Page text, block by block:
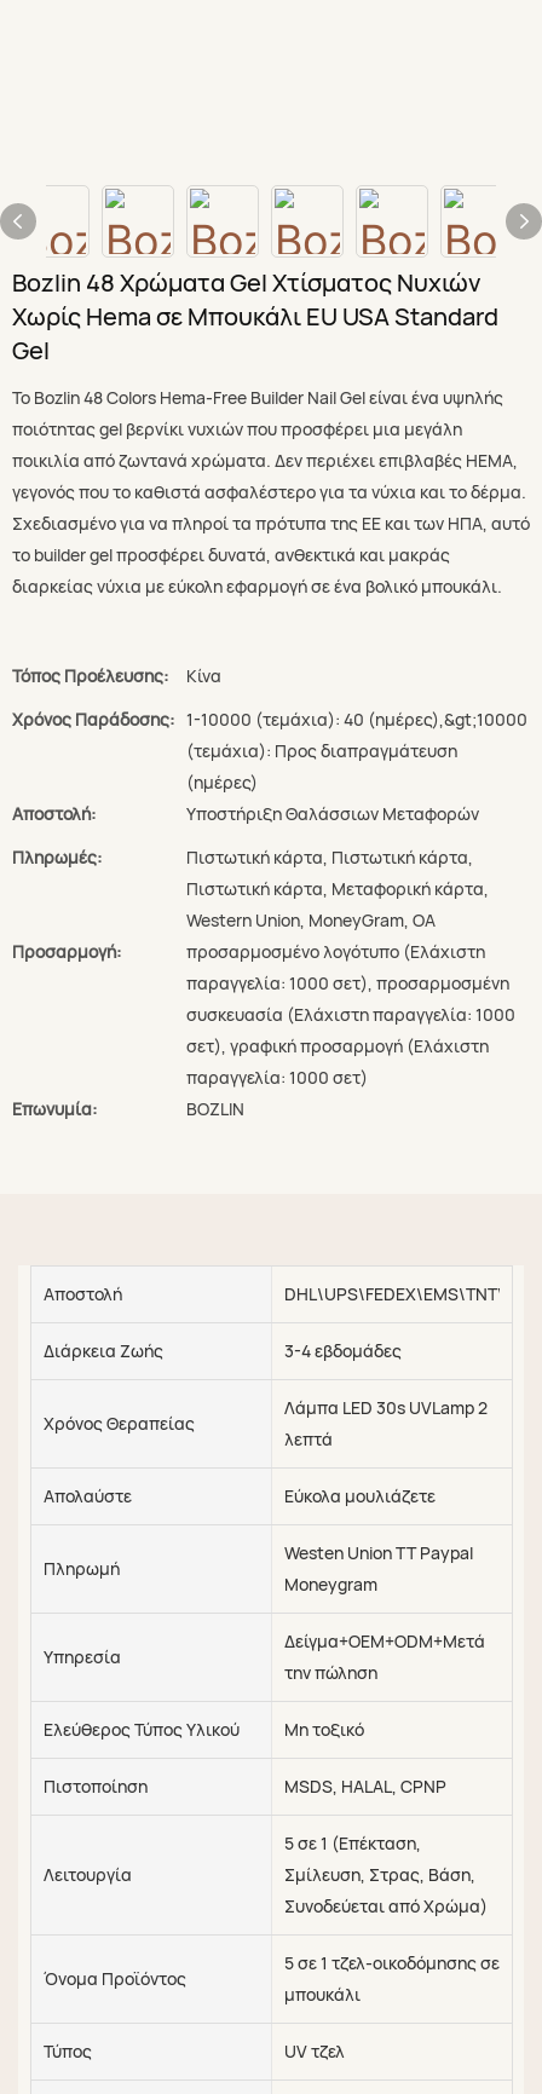
Bozlin 48 Χρώματα Gel Χτίσματος Νυχιών
Χωρίς Hema σε Μπουκάλι EU USA Standard
Gel
Το Bozlin 48 Colors Hema-Free Builder Nail Gel είναι ένα υψηλής
ποιότητας gel βερνίκι νυχιών που προσφέρει μια μεγάλη
ποικιλία από ζωντανά χρώματα. Δεν περιέχει επιβλαβές HEMA,
γεγονός που το καθιστά ασφαλέστερο για τα νύχια και το δέρμα.
Σχεδιασμένο για να πληροί τα πρότυπα της ΕΕ και των ΗΠΑ, αυτό
το builder gel προσφέρει δυνατά, ανθεκτικά και μακράς
διαρκείας νύχια με εύκολη εφαρμογή σε ένα βολικό μπουκάλι.
Τόπος Προέλευσης:
Κίνα
Χρόνος Παράδοσης: 1-10000 (τεμάχια): 40 (ημέρες),&gt;10000
(τεμάχια): Προς διαπραγμάτευση
(ημέρες)
Αποστολή:
Υποστήριξη Θαλάσσιων Μεταφορών
Πληρωμές:
Πιστωτική κάρτα, Πιστωτική κάρτα,
Πιστωτική κάρτα, Μεταφορική κάρτα,
Western Union, MoneyGram, ΟΑ
Προσαρμογή:
προσαρμοσμένο λογότυπο (Ελάχιστη
παραγγελία: 1000 σετ), προσαρμοσμένη
συσκευασία (Ελάχιστη παραγγελία: 1000
σετ), γραφική προσαρμογή (Ελάχιστη
παραγγελία: 1000 σετ)
Επωνυμία:
BOZLIN
Αποστολή
Διάρκεια Ζωής 3-4 εβδομάδες
Χρόνος Θεραπείας
Λάμπα LED 30s UVLamp 2
λεπτά
Απολαύστε Εύκολα μουλιάζετε
Πληρωμή
Westen Union TT Paypal
Moneygram
Υπηρεσία
Δείγμα+OEM+ODM+Μετά
την πώληση
Ελεύθερος Τύπος Υλικού Μη τοξικό
Πιστοποίηση MSDS, HALAL, CPNP
Λειτουργία
5 σε 1 (Επέκταση,
Σμίλευση, Στρας, Βάση,
Συνοδεύεται από Χρώμα)
Όνομα Προϊόντος
5 σε 1 τζελ-οικοδόμησης σε
μπουκάλι
Τύπος UV τζελ